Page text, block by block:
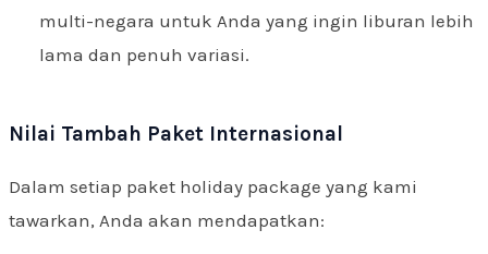
multi-negara untuk Anda yang ingin liburan lebih
lama dan penuh variasi.
Nilai Tambah Paket Internasional
Dalam setiap paket holiday package yang kami
tawarkan, Anda akan mendapatkan: